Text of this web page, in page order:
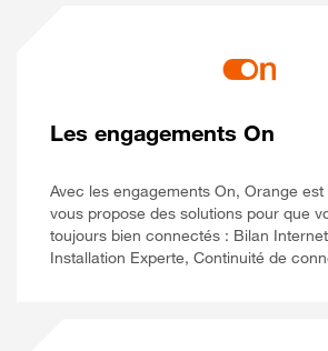
Les engagements On
Avec les engagements On, Orange
vous propose des solutions pour que
toujours bien connectés : Bilan
Installation Experte, Continuité de